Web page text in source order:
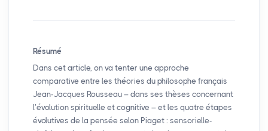
Résumé
Dans cet article, on va tenter une approche
comparative entre les théories du philosophe français
Jean-Jacques Rousseau – dans ses thèses concernant
l’évolution spirituelle et cognitive – et les quatre étapes
évolutives de la pensée selon Piaget : sensorielle-